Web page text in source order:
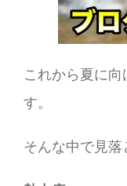
これから夏に
す。
そんな中で見